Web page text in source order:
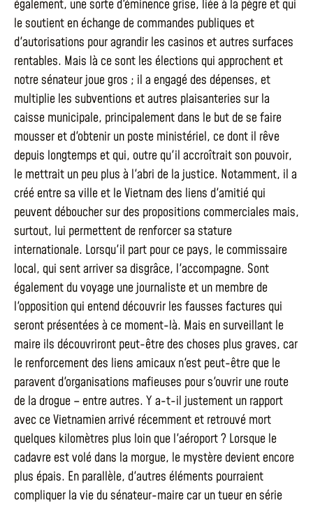
également, une sorte d'éminence grise, liée à la pègre et qui
le soutient en échange de commandes publiques et
d'autorisations pour agrandir les casinos et autres surfaces
rentables. Mais là ce sont les élections qui approchent et
notre sénateur joue gros ; il a engagé des dépenses, et
multiplie les subventions et autres plaisanteries sur la
caisse municipale, principalement dans le but de se faire
mousser et d'obtenir un poste ministériel, ce dont il rêve
depuis longtemps et qui, outre qu'il accroîtrait son pouvoir,
le mettrait un peu plus à l'abri de la justice. Notamment, il a
créé entre sa ville et le Vietnam des liens d'amitié qui
peuvent déboucher sur des propositions commerciales mais,
surtout, lui permettent de renforcer sa stature
internationale. Lorsqu'il part pour ce pays, le commissaire
local, qui sent arriver sa disgrâce, l'accompagne. Sont
également du voyage une journaliste et un membre de
l'opposition qui entend découvrir les fausses factures qui
seront présentées à ce moment-là. Mais en surveillant le
maire ils découvriront peut-être des choses plus graves, car
le renforcement des liens amicaux n'est peut-être que le
paravent d'organisations mafieuses pour s'ouvrir une route
de la drogue – entre autres. Y a-t-il justement un rapport
avec ce Vietnamien arrivé récemment et retrouvé mort
quelques kilomètres plus loin que l'aéroport ? Lorsque le
cadavre est volé dans la morgue, le mystère devient encore
plus épais. En parallèle, d'autres éléments pourraient
compliquer la vie du sénateur-maire car un tueur en série